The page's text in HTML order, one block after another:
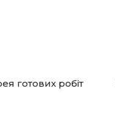
готових робіт